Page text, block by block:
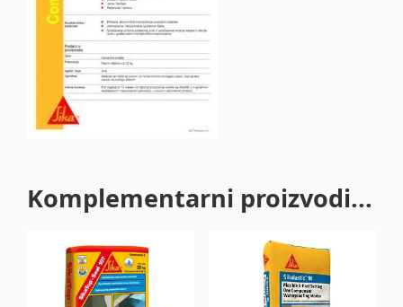
Komplementarni proizvodi...